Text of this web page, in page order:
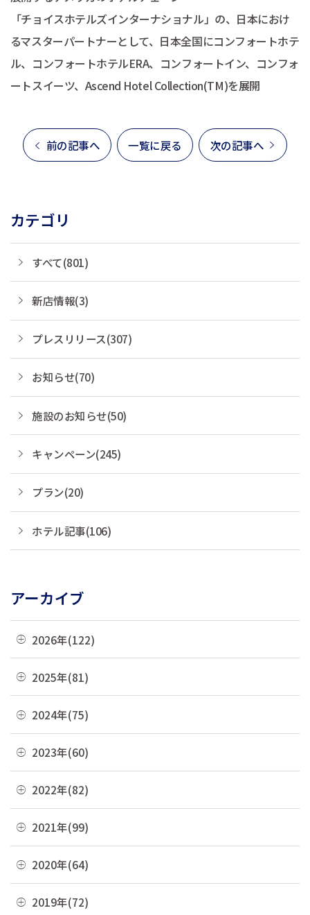
「チョイスホテルズインターナショナル」の、日本におけ
るマスターパートナーとして、日本全国にコンフォートホテ
ル、コンフォートホテルERA、コンフォートイン、コンフォ
ートスイーツ、Ascend Hotel Collection(TM)を展開
前の記事へ 一覧に戻る 次の記事へ
カテゴリ
すべて(801)
新店情報(3)
プレスリリース(307)
お知らせ(70)
施設のお知らせ(50)
キャンペーン(245)
プラン(20)
ホテル記事(106)
アーカイブ
2026年(122)
08月(1)
07月(21)
05月(13)
04月(10)
03月(36)
01月(13)
2025年(81)
12月(8)
11月(22)
09月(3)
08月(4)
07月(7)
05月(6)
2024年(75)
12月(4)
11月(6)
09月(4)
08月(6)
07月(6)
2023年(60)
12月(4)
11月(3)
09月(8)
08月(4)
2022年(82)
12月(8)
11月(5)
09月(8)
2021年(99)
12月(9)
11月(7)
2020年(64)
12月(2)
2019年(72)